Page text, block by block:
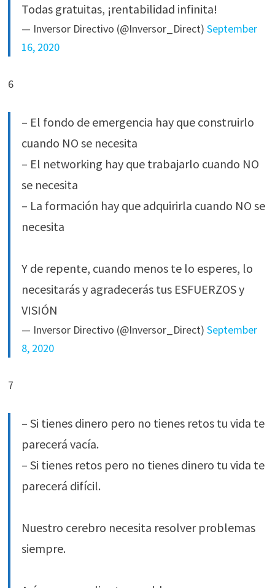
Todas gratuitas, ¡rentabilidad infinita!
— Inversor Directivo (@Inversor_Direct) September
16, 2020
6
– El fondo de emergencia hay que construirlo
cuando NO se necesita
– El networking hay que trabajarlo cuando NO
se necesita
– La formación hay que adquirirla cuando NO se
necesita
Y de repente, cuando menos te lo esperes, lo
necesitarás y agradecerás tus ESFUERZOS y
VISIÓN
— Inversor Directivo (@Inversor_Direct) September
8, 2020
7
– Si tienes dinero pero no tienes retos tu vida te
parecerá vacía.
– Si tienes retos pero no tienes dinero tu vida te
parecerá difícil.
Nuestro cerebro necesita resolver problemas
siempre.